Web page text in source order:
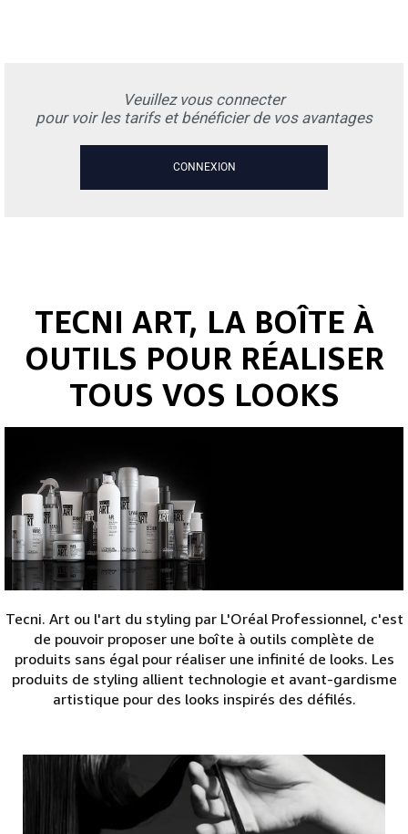
Veuillez vous connecter
pour voir les tarifs et bénéficier de vos avantages
CONNEXION
TECNI ART, LA BOÎTE À
OUTILS POUR RÉALISER
TOUS VOS LOOKS
Tecni. Art ou l'art du styling par L'Oréal Professionnel, c'est
de pouvoir proposer une boîte à outils complète de
produits sans égal pour réaliser une infinité de looks. Les
produits de styling allient technologie et avant-gardisme
artistique pour des looks inspirés des défilés.